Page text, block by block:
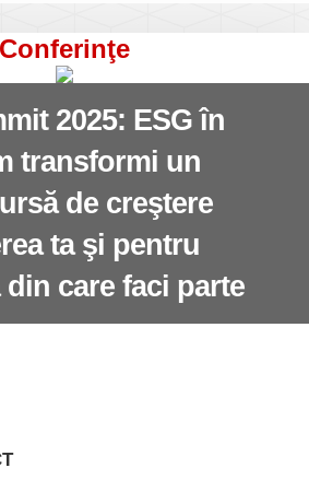
Conferinţe
2025: ESG în
transformi un
de creştere
ta şi pentru
care faci parte